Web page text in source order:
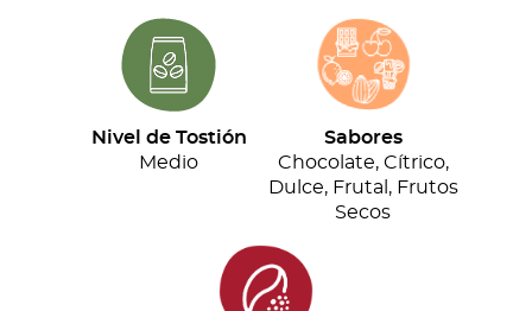
Nivel de Tostión
Medio
Sabores
Chocolate, Cítrico,
Dulce, Frutal, Frutos
Secos